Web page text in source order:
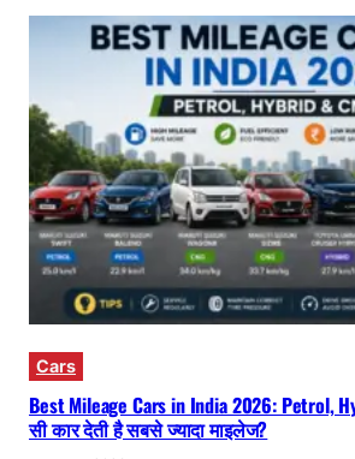
Cars
Best Mileage Cars in India 2026: Petrol,
सी कार देती है सबसे ज्यादा माइलेज?